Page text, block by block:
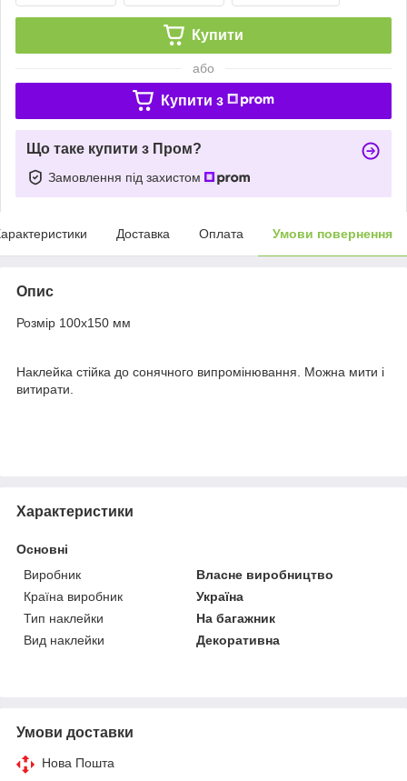
Купити
або
Купити з
Що таке купити з Пром?
Замовлення під захистом
Доставка Оплата Умови повернення
Опис
Розмір 100х150 мм
Наклейка стійка до сонячного випромінювання. Можна мити і
витирати.
Характеристики
Основні
Виробник
Власне виробництво
Країна виробник
Україна
Тип наклейки
На багажник
Вид наклейки
Декоративна
Умови доставки
Нова Пошта